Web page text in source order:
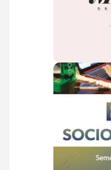
José
Beca
Hasta